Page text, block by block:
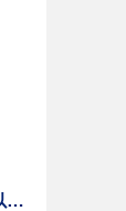
休闲椅软包家具_家具_以美家居(图)